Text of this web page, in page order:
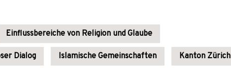
Einflussbereiche von Religion und Glaube
Dialog Islamische Gemeinschaften Kanton Zürich